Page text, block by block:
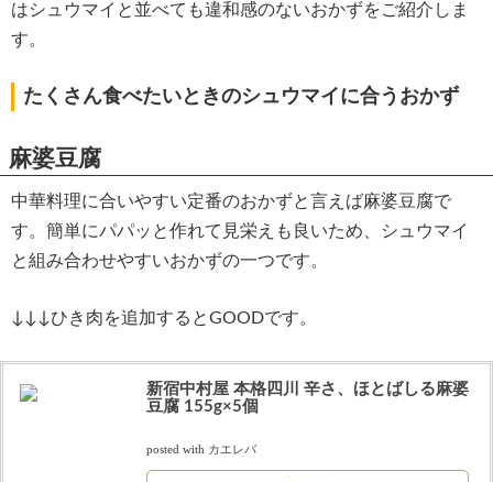
はシュウマイと並べても違和感のないおかずをご紹介しま
す。
たくさん食べたいときのシュウマイに合うおかず
麻婆豆腐
中華料理に合いやすい定番のおかずと言えば麻婆豆腐で
す。簡単にパパッと作れて見栄えも良いため、シュウマイ
と組み合わせやすいおかずの一つです。
↓↓↓ひき肉を追加するとGOODです。
新宿中村屋 本格四川 辛さ、ほとばしる麻婆
豆腐 155g×5個
posted with カエレバ